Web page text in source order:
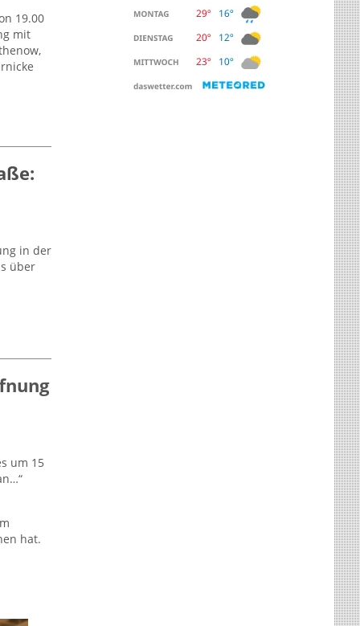
19.00
mit
in der
über
um 15
hat.